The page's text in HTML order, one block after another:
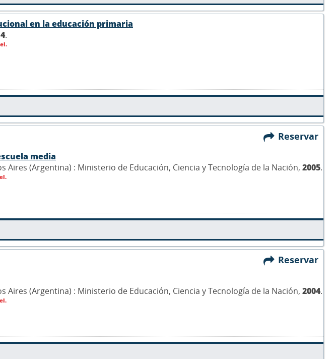
en la educación primaria
.
Reservar
media
Aires (Argentina) : Ministerio de Educación, Ciencia y Tecnología de la Nación, 2005.
Reservar
Aires (Argentina) : Ministerio de Educación, Ciencia y Tecnología de la Nación, 2004.